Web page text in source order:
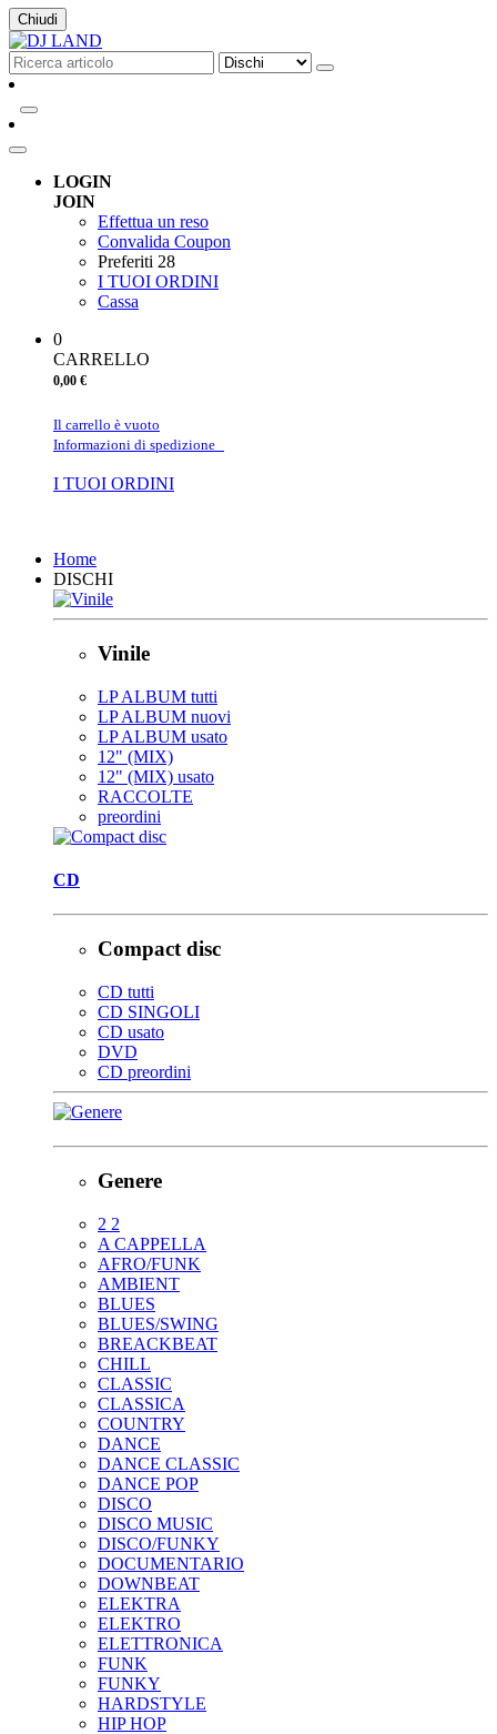
Chiudi
LOGIN
JOIN
Effettua un reso
Convalida Coupon
Preferiti 28
I TUOI ORDINI
Cassa
0
CARRELLO
0,00 €
Il carrello è vuoto
Informazioni di spedizione
I TUOI ORDINI
Home
DISCHI
Vinile
LP ALBUM tutti
LP ALBUM nuovi
LP ALBUM usato
12" (MIX)
12" (MIX) usato
RACCOLTE
preordini
CD
Compact disc
CD tutti
CD SINGOLI
CD usato
DVD
CD preordini
Genere
2 2
A CAPPELLA
AFRO/FUNK
AMBIENT
BLUES
BLUES/SWING
BREACKBEAT
CHILL
CLASSIC
CLASSICA
COUNTRY
DANCE
DANCE CLASSIC
DANCE POP
DISCO
DISCO MUSIC
DISCO/FUNKY
DOCUMENTARIO
DOWNBEAT
ELEKTRA
ELEKTRO
ELETTRONICA
FUNK
FUNKY
HARDSTYLE
HIP HOP